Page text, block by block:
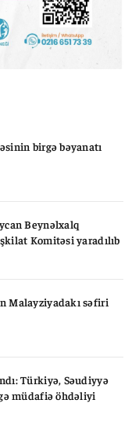
birgə bəyanatı
Beynəlxalq
Komitəsi yaradılıb
Malayziyadakı səfiri
Türkiyə, Səudiyyə
müdafiə öhdəliyi